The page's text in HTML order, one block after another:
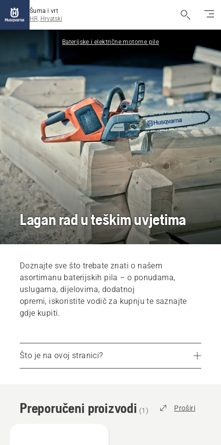
Šuma i vrt
HR, Hrvatski
Baterijske i električne motorne pile
Lagan rad u teškim uvjetima
Doznajte sve što trebate znati o našem
asortimanu baterijskih pila – o ponudama,
uslugama, dijelovima, dodatnoj
opremi, iskoristite vodič za kupnju te saznajte
gdje kupiti.
Što je na ovoj stranici?
Preporučeni proizvodi
Servisi
Preporučeni proizvodi (1 ) Proširi